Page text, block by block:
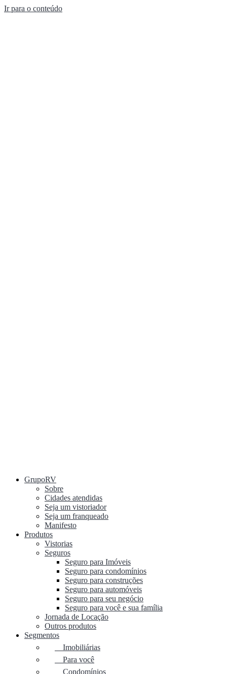
Ir para o conteúdo
GrupoRV
Sobre
Cidades atendidas
Seja um vistoriador
Seja um franqueado
Manifesto
Produtos
Vistorias
Seguros
Seguro para Imóveis
Seguro para condomínios
Seguro para construções
Seguro para automóveis
Seguro para seu negócio
Seguro para você e sua família
Jornada de Locação
Outros produtos
Segmentos
Imobiliárias
Para você
Condomínios